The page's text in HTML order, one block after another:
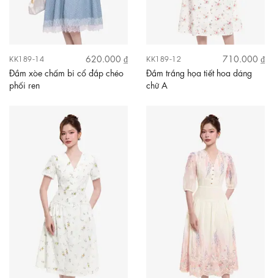
KK189-14
620.000 ₫
Đầm xòe chấm bi cổ đắp chéo
phối ren
KK189-12
710.000 ₫
Đầm trắng họa tiết hoa dáng
chữ A